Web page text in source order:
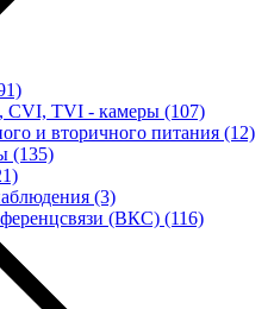
CVI, TVI - камеры (107)
и вторичного питания (12)
(135)
(3)
(ВКС) (116)